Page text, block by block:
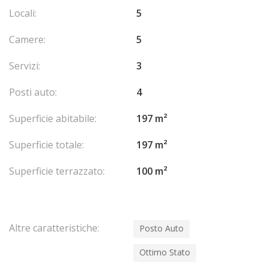
agenzia a carico del venditore.
Locali:
5
Camere:
5
Servizi:
3
Posti auto:
4
Superficie abitabile:
197 m²
Superficie totale:
197 m²
Superficie terrazzato:
100 m²
Altre caratteristiche: Posto Auto
Ottimo Stato